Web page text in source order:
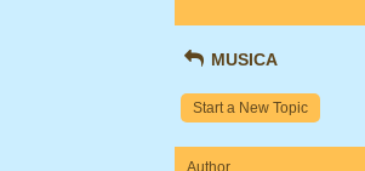
MUSICA
Start a New Topic
Author